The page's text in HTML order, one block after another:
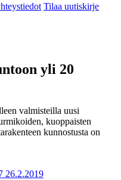
Tilaa uutiskirje
yli 20
valmisteilla uusi
kuoppaisten
kunnostusta on
26.2.2019